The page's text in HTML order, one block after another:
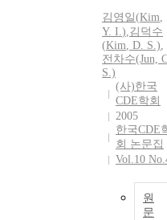
김영일(Kim,
Y. I.),김덕수
(Kim, D. S.),
전차수(Jun,
S.)
(사)한국
CDE학회
2005
한국CDE
회 논문집
Vol.10
원
문